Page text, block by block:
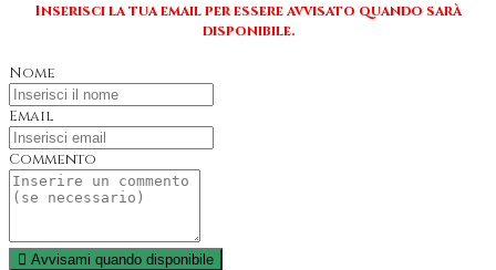
Inserisci la tua email per essere avvisato quando sarà
disponibile.
Nome
Email
Commento
Avvisami quando disponibile